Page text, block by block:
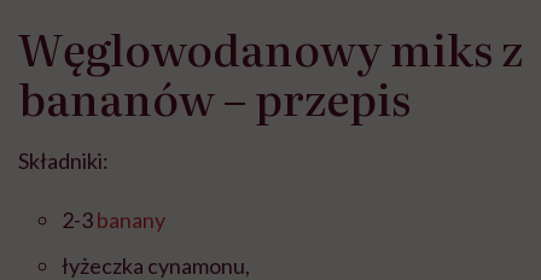
może chyba tylko
głupota i brak
wyobraźni"
pracy
Węglowodanowy miks z
bananów – przepis
Składniki:
2-3banany
łyżeczka cynamonu,